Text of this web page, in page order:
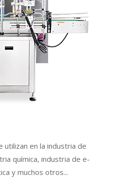
utilizan en la industria de
química, industria de e-
y muchos otros...